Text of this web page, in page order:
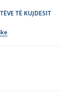
TË KUJDESIT